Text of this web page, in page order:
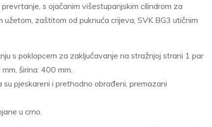
s ojačanim višestupanjskim cilindrom za
zaštitom od puknuća crijeva, SVK BG3 utičnim
s poklopcem za zaključavanje na stražnjoj strani 1 par
širina: 400 mm.
pjeskareni i prethodno obrađeni, premazani
u crno.